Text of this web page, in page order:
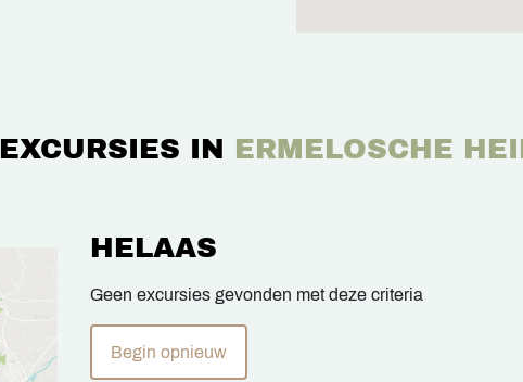
EXCURSIES IN ERMELOSCHE
HELAAS
Geen excursies gevonden met deze criteria
Begin opnieuw